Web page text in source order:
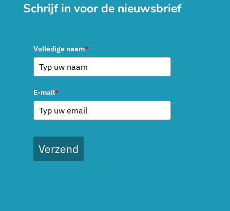
Schrijf in voor de nieuwsbrief
Volledige naam*
E-mail*
Verzend